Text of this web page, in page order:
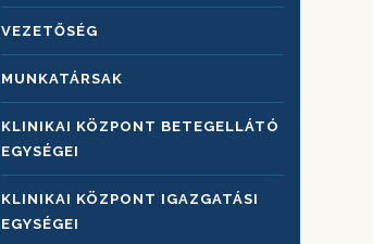
KÖZPONTRÓL
VEZETŐSÉG
MUNKATÁRSAK
KLINIKAI KÖZPONT BETEGELLÁTÓ
EGYSÉGEI
KLINIKAI KÖZPONT IGAZGATÁSI
EGYSÉGEI